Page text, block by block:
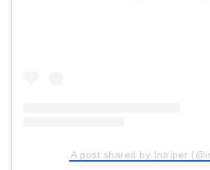
A post shared by Intriper